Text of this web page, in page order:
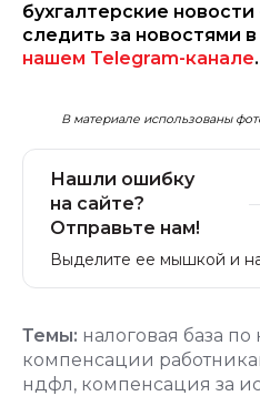
бухгалтерские
следить за новостями
нашем Telegram-канале.
В материале использованы
Нашли ошибку
на сайте?
Отправьте нам!
Выделите ее мышкой и
Темы: налоговая база
компенсации
ндфл, компенсация за